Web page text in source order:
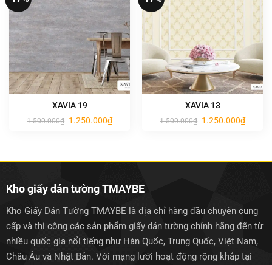
XAVIA 19
1.500.000₫ Giá
1.250.000₫Giá
hiện
XAVIA 13
1.500.000₫ Giá
1.250.000₫Giá
hiện
Kho giấy dán tường TMAYBE
Kho Giấy Dán Tường TMAYBE là địa chỉ hàng đầu chuyên cung
cấp và thi công các sản phẩm giấy dán tường chính hãng đến từ
nhiều quốc gia nổi tiếng như Hàn Quốc, Trung Quốc, Việt Nam,
Châu Âu và Nhật Bản. Với mạng lưới hoạt động rộng khắp tại